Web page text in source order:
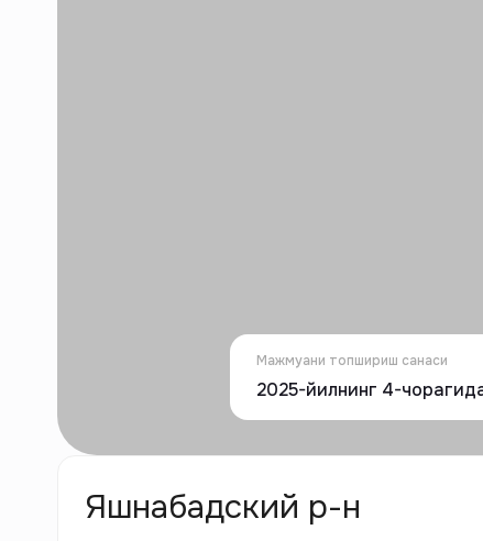
Мажмуани топшириш санаси
2025-йилнинг 4-
Яшнабадский р-н